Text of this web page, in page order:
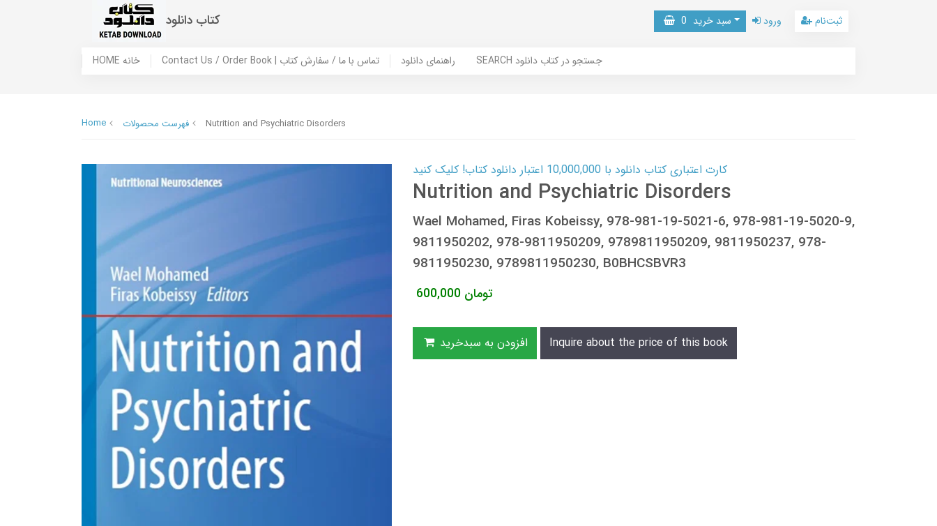
کتاب دانلود سبد خرید 0 ورود ثبت‌نام
HOME خانه Contact Us / Order Book | تماس با ما / سفارش کتاب راهنمای دانلود SEARCH جستجو در کتاب دانلود
Home فهرست محصولات Nutrition and Psychiatric Disorders
کارت اعتباری کتاب دانلود با 10,000,000 اعتبار دانلود کتاب! کلیک کنید
Nutrition and Psychiatric Disorders
Wael Mohamed, Firas Kobeissy, 978-981-19-5021-6, 978-981-19-5020-9,
9811950202, 978-9811950209, 9789811950209, 9811950237, 978-
9811950230, 9789811950230, B0BHCSBVR3
600,000 تومان
افزودن به سبدخرید Inquire about the price of this book